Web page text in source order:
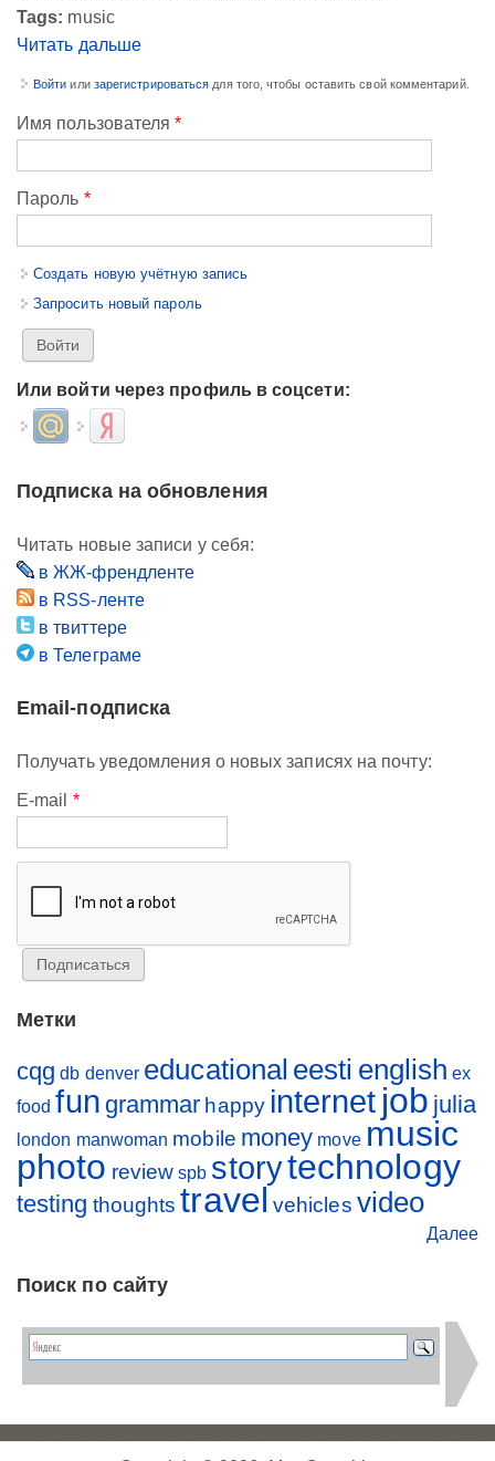
Tags: music
Читать дальше
Войти или зарегистрироваться для того, чтобы оставить свой комментарий.
Имя пользователя*
Пароль *
Создать новую учётную запись
Запросить новый пароль
Или войти через профиль в соцсети:
Login with Mail.ruLogin with Яндекс
Подписка на обновления
Читать новые записи у себя:
в ЖЖ-френдленте
в RSS-ленте
в твиттере
в Телеграме
Email-подписка
Получать уведомления о новых записях на почту:
E-mail *
Метки
cqg db denver educational eesti english ex
food fun grammar happy internet job julia
london manwoman mobile money move music
photo review spb storytechnology
testing thoughts travel vehicles video
Далее
Поиск по сайту